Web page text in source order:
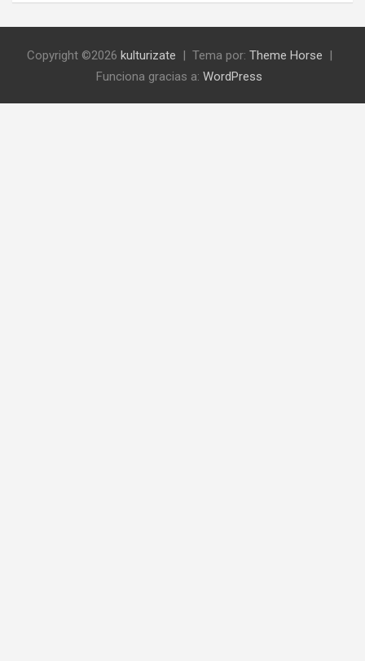
Copyright ©2026 kulturizate Tema por: Theme Horse
Funciona gracias a: WordPress